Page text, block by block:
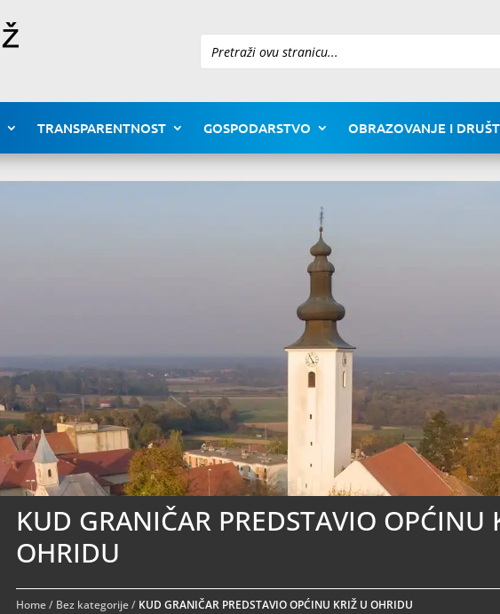
Pretraži
TRANSPARENTNOST GOSPODARSTVO OBRAZOVANJE I
KUD GRANIČAR PREDSTAVIO OPĆINU
OHRIDU
Home/ Bez kategorije/ KUD GRANIČAR PREDSTAVIO OPĆINU KRIŽ U OHRIDU